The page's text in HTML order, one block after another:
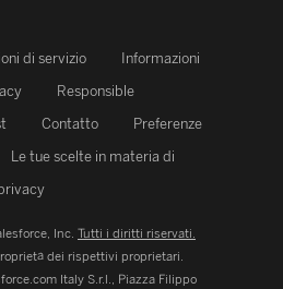
di servizio
Informazioni
Responsible
Contatto
Preferenze
Le tue scelte in materia di
Inc. Tutti i diritti riservati.
dei rispettivi proprietari.
Italy S.r.l., Piazza Filippo